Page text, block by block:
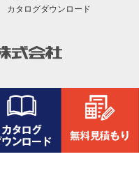
カタログダウンロード
山佐産業株式会社